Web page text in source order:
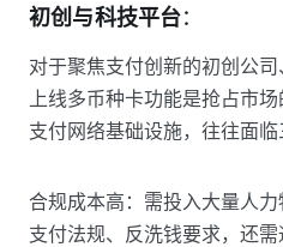
初创与科技平台：
对于聚焦支付创新的初创公
上线多币种卡功能是抢占市
支付网络基础设施，往往面临
合规成本高：需投入大量人
支付法规、反洗钱要求，还需